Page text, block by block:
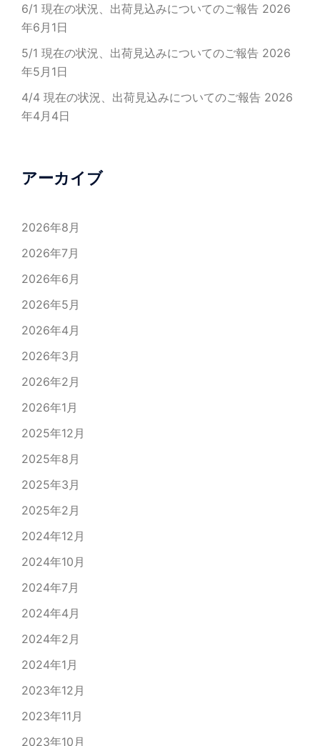
6/1 現在の状況、出荷見込みについてのご報告 2026
年6月1日
5/1 現在の状況、出荷見込みについてのご報告 2026
年5月1日
4/4 現在の状況、出荷見込みについてのご報告 2026
年4月4日
アーカイブ
2026年8月
2026年7月
2026年6月
2026年5月
2026年4月
2026年3月
2026年2月
2026年1月
2025年12月
2025年8月
2025年3月
2025年2月
2024年12月
2024年10月
2024年7月
2024年4月
2024年2月
2024年1月
2023年12月
2023年11月
2023年10月